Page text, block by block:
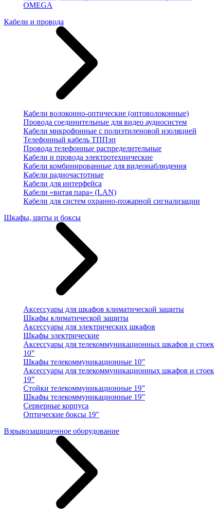
OMEGA
Кабели и провода
Кабели волоконно-оптические (оптоволоконные)
Провода соединительные для видео аудиосистем
Кабели микрофонные с полиэтиленовой изоляцией
Телефонный кабель ТППэп
Провода телефонные распределительные
Кабели и провода электротехнические
Кабели комбинированные для видеонаблюдения
Кабели радиочастотные
Кабели для интерфейса
Кабели «витая пара» (LAN)
Кабели для систем охранно-пожарной сигнализации
Шкафы, щиты и боксы
Аксессуары для шкафов климатической защиты
Шкафы климатической защиты
Аксессуары для электрических шкафов
Шкафы электрические
Аксессуары для телекоммуникационных шкафов и стоек
10”
Шкафы телекоммуникационные 10”
Аксессуары для телекоммуникационных шкафов и стоек
19”
Стойки телекоммуникационные 19”
Шкафы телекоммуникационные 19”
Серверные корпуса
Оптические боксы 19"
Взрывозащищенное оборудование